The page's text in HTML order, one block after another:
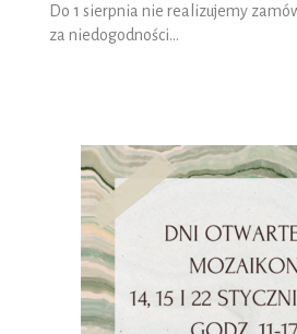
Do 1 sierpnia nie realizujemy
za niedogodności…